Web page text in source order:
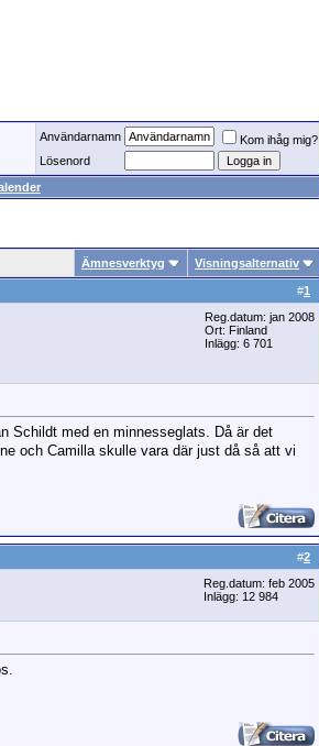
Användarnamn
Kom ihåg mig?
Lösenord
Ämnesverktyg Visningsalternativ
#1
Reg.datum: jan 2008
Ort: Finland
Inlägg: 6 701
Schildt med en minnesseglats. Då är det
och Camilla skulle vara där just då så att vi
#2
Reg.datum: feb 2005
Inlägg: 12 984